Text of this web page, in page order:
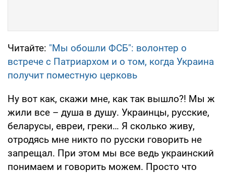
Читайте: "Мы обошли ФСБ": волонтер о
встрече с Патриархом и о том, когда Украина
получит поместную церковь
Ну вот как, скажи мне, как так вышло?! Мы ж
жили все – душа в душу. Украинцы, русские,
беларусы, евреи, греки… Я сколько живу,
отродясь мне никто по русски говорить не
запрещал. При этом мы все ведь украинский
понимаем и говорить можем. Просто что